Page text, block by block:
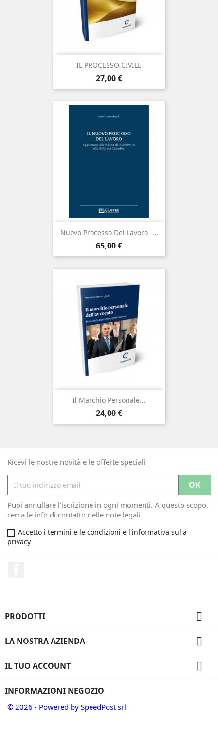
IL PROCESSO CIVILE
Prezzo
27,00 €
Nuovo Processo Del Lavoro -...
Prezzo
65,00 €
Il Marchio Personale...
Prezzo
24,00 €
Ricevi le nostre novità e le offerte speciali
Puoi annullare l'iscrizione in ogni momenti. A questo scopo,
cerca le info di contatto nelle note legali.
Accetto i termini e le condizioni e l'informativa sulla
privacy
PRODOTTI 
LA NOSTRA AZIENDA 
IL TUO ACCOUNT 
INFORMAZIONI NEGOZIO
© 2026 - Powered by SpeedPost srl